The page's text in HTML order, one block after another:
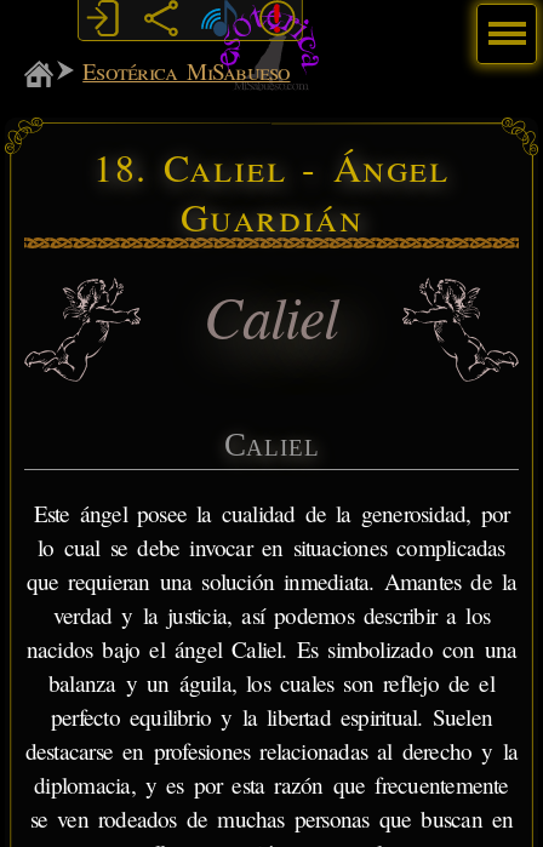
MiSabueso
Esotérica MiSabueso
18. Caliel - Ángel
Guardián
Caliel
Caliel
Este ángel posee la cualidad de la generosidad, por
lo cual se debe invocar en situaciones complicadas
que requieran una solución inmediata. Amantes de la
verdad y la justicia, así podemos describir a los
nacidos bajo el ángel Caliel. Es simbolizado con una
balanza y un águila, los cuales son reflejo de el
perfecto equilibrio y la libertad espiritual. Suelen
destacarse en profesiones relacionadas al derecho y la
diplomacia, y es por esta razón que frecuentemente
se ven rodeados de muchas personas que buscan en
Menú